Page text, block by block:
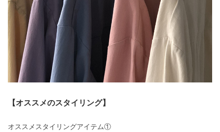
【オススメのスタイリング】